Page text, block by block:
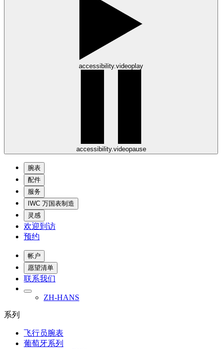
accessibility.videoplay
accessibility.videopause
腕表
配件
服务
IWC 万国表制造
灵感
欢迎到访
预约
帐户
愿望清单
联系我们
ZH-HANS
系列
飞行员腕表
葡萄牙系列